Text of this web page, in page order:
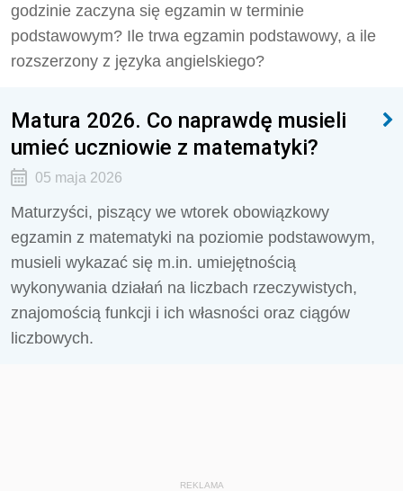
godzinie zaczyna się egzamin w terminie
podstawowym? Ile trwa egzamin podstawowy, a ile
rozszerzony z języka angielskiego?
Matura 2026. Co naprawdę musieli
umieć uczniowie z matematyki?
05 maja 2026
Maturzyści, piszący we wtorek obowiązkowy
egzamin z matematyki na poziomie podstawowym,
musieli wykazać się m.in. umiejętnością
wykonywania działań na liczbach rzeczywistych,
znajomością funkcji i ich własności oraz ciągów
liczbowych.
REKLAMA